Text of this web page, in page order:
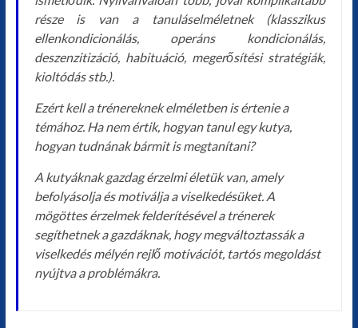
része is van a tanuláselméletnek (klasszikus
ellenkondicionálás, operáns kondicionálás,
deszenzitizáció, habituáció, megerősítési stratégiák,
kioltódás stb.).
Ezért kell a trénereknek elméletben is értenie a
témához. Ha nem értik, hogyan tanul egy kutya,
hogyan tudnának bármit is megtanítani?
A kutyáknak gazdag érzelmi életük van, amely
befolyásolja és motiválja a viselkedésüket. A
mögöttes érzelmek felderítésével a trénerek
segíthetnek a gazdáknak, hogy megváltoztassák a
viselkedés mélyén rejlő motivációt, tartós megoldást
nyújtva a problémákra.